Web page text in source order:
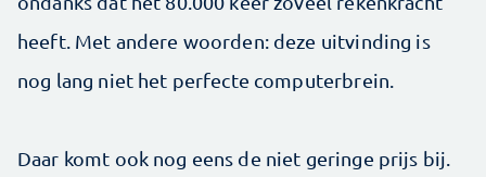
heeft. Met andere woorden: deze uitvinding is
nog lang niet het perfecte computerbrein.
Daar komt ook nog eens de niet geringe prijs bij.